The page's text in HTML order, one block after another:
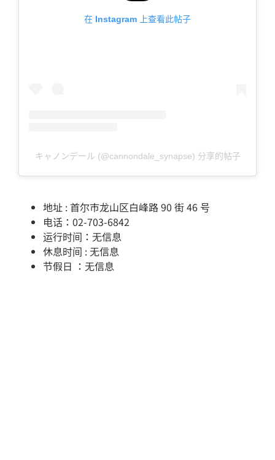
在 Instagram 上查看此帖子
キャノンデール (@cannondale_synapse) 分享的帖子
地址 : 首尔市龙山区白峰路 90 街 46 号
电话：02-703-6842
运行时间：无信息
休息时间 : 无信息
节假日 ：无信息